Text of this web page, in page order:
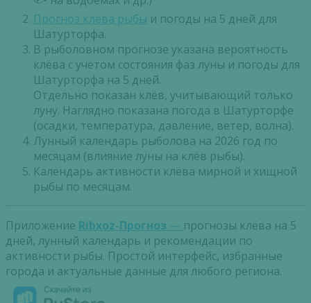
Прогноз клева рыбы и погоды на 5 дней для
Шатурторфа.
В рыболовном прогнозе указана вероятность
клёва с учетом состояния фаз луны и погоды для
Шатурторфа на 5 дней.
Отдельно показан клёв, учитывающий только
луну. Наглядно показана погода в Шатурторфе
(осадки, температура, давление, ветер, волна).
Лунный календарь рыболова на 2026 год по
месяцам (влияние луны на клёв рыбы).
Календарь активности клёва мирной и хищной
рыбы по месяцам.
Приложение Ribxoz-Прогноз — прогнозы клёва на 5
дней, лунный календарь и рекомендации по
активности рыбы. Простой интерфейс, избранные
города и актуальные данные для любого региона.